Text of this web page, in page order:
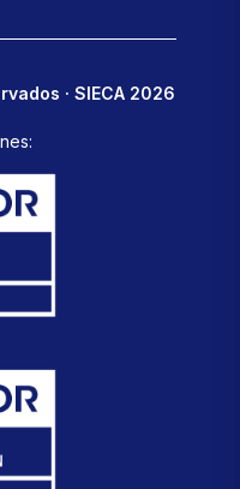
· SIECA 2026